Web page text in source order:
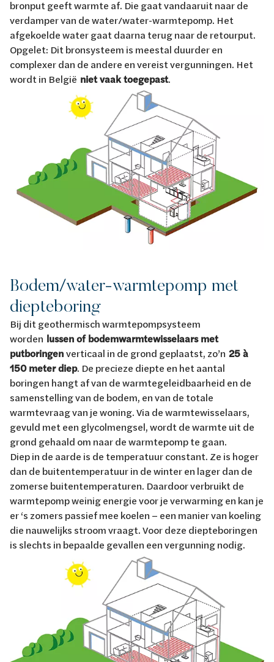
bronput geeft warmte af. Die gaat vandaaruit naar de
verdamper van de water/water-warmtepomp. Het
afgekoelde water gaat daarna terug naar de retourput.
Opgelet: Dit bronsysteem is meestal duurder en
complexer dan de andere en vereist vergunningen. Het
wordt in België niet vaak toegepast.
Bodem/water-warmtepomp met
diepteboring
Bij dit geothermisch warmtepompsysteem
worden lussen of bodemwarmtewisselaars met
putboringenverticaal in de grond geplaatst, zo’n 25 à
150 meter diep. De precieze diepte en het aantal
boringen hangt af van de warmtegeleidbaarheid en de
samenstelling van de bodem, en van de totale
warmtevraag van je woning. Via de warmtewisselaars,
gevuld met een glycolmengsel, wordt de warmte uit de
grond gehaald om naar de warmtepomp te gaan.
Diep in de aarde is de temperatuur constant. Ze is hoger
dan de buitentemperatuur in de winter en lager dan de
zomerse buitentemperaturen. Daardoor verbruikt de
warmtepomp weinig energie voor je verwarming en kan je
er ‘s zomers passief mee koelen – een manier van koeling
die nauwelijks stroom vraagt. Voor deze diepteboringen
is slechts in bepaalde gevallen een vergunning nodig.